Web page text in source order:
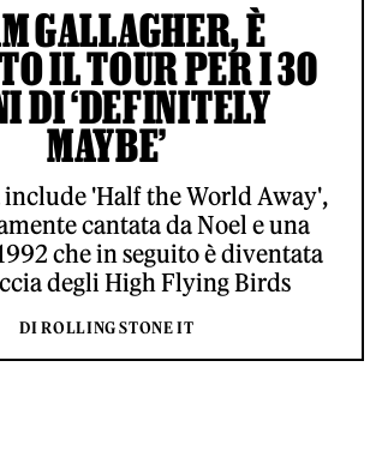
GALLAGHER, È
IL TOUR PER I 30
DI ‘DEFINITELY
MAYBE’
include 'Half the World Away',
cantata da Noel e una
che in seguito è diventata
degli High Flying Birds
DI ROLLING STONE IT